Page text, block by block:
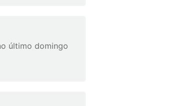
último domingo